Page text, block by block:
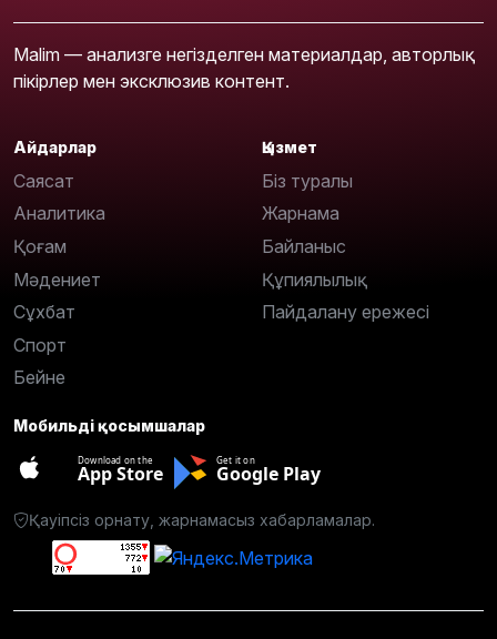
Malim — анализге негізделген материалдар, авторлық
пікірлер мен эксклюзив контент.
Айдарлар
Саясат
Аналитика
Қоғам
Мәдениет
Сұхбат
Спорт
Бейне
Қызмет
Біз туралы
Жарнама
Байланыс
Құпиялылық
Пайдалану ережесі
Мобильді қосымшалар
Download on the
App Store
Get it on
Google Play
Қауіпсіз орнату, жарнамасыз хабарламалар.